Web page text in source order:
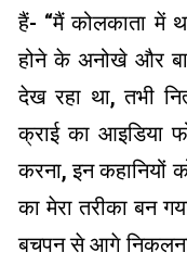
हैं- “मैं कोलकाता में
होने के अनोखे और
देख रहा था, तभी
क्राई का आइडिया
करना, इन कहानियों
का मेरा तरीका बन
बचपन से आगे निकलना